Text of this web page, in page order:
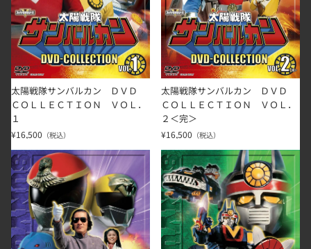
太陽戦隊サンバルカン ＤＶＤ
ＣＯＬＬＥＣＴＩＯＮ ＶＯＬ．
１
¥16,500 （税込）
太陽戦隊サンバルカン ＤＶＤ
ＣＯＬＬＥＣＴＩＯＮ ＶＯＬ．
２＜完＞
¥16,500 （税込）
太陽戦隊サンバルカン Vol.5(完) 太陽戦隊サンバルカン Vol.4